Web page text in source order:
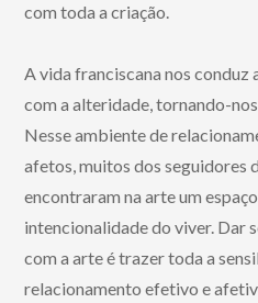
com toda a criação.
A vida franciscana nos conduz
com a alteridade, tornando-
Nesse ambiente de
afetos, muitos dos seguidores
encontraram na arte um
intencionalidade do viver. Dar
com a arte é trazer toda a
relacionamento efetivo e